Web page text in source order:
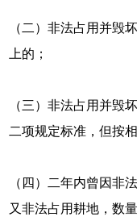
（二）非法占用并毁
上的；
（三）非法占用并毁
二项规定标准，但按
（四）二年内曾因非
又非法占用耕地，数